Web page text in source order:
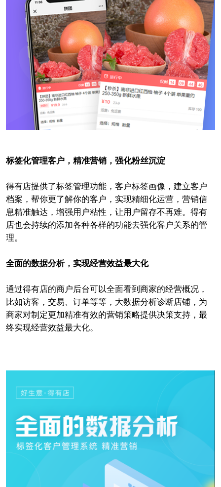
标签化管理客户，精准营销，强化粉丝沉淀
得有店提供了标签管理功能，客户标签画像，建立客户
档案，帮你更了解你的客户，实现精细化运营，营销信
息精准触达，增强用户粘性，让用户留存不再难。得有
店也会持续的添加各种各样的功能去强化客户关系的管
理。
全面的数据分析，实现经营效益最大化
通过得有店的商户后台可以全面看到商家的经营概况，
比如访客，交易、订单等等，大数据分析诊断店铺，为
商家对制定更加精准有效的营销策略提供决策支持，最
终实现经营效益最大化。